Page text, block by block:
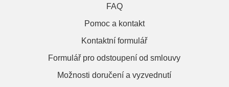
FAQ
Pomoc a kontakt
Kontaktní formulář
Formulář pro odstoupení od smlouvy
Možnosti doručení a vyzvednutí